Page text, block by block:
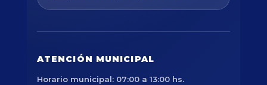
ATENCIÓN MUNICIPAL
Horario municipal: 07:00 a 13:00 hs.